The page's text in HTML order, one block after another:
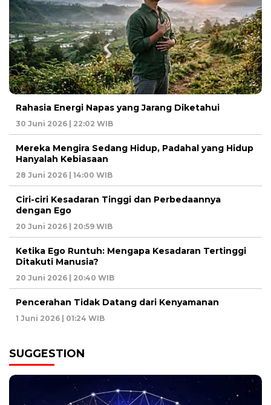
Rahasia Energi Napas yang Jarang Diketahui
30 Juni 2026 | 22:02 WIB
Mereka Mengira Sedang Hidup, Padahal yang Hidup
Hanyalah Kebiasaan
28 Juni 2026 | 14:00 WIB
Ciri-ciri Kesadaran Tinggi dan Perbedaannya
dengan Ego
20 Juni 2026 | 20:59 WIB
Ketika Ego Runtuh: Mengapa Kesadaran Tertinggi
Ditakuti Manusia?
20 Juni 2026 | 20:40 WIB
Pencerahan Tidak Datang dari Kenyamanan
1 Juni 2026 | 01:24 WIB
SUGGESTION